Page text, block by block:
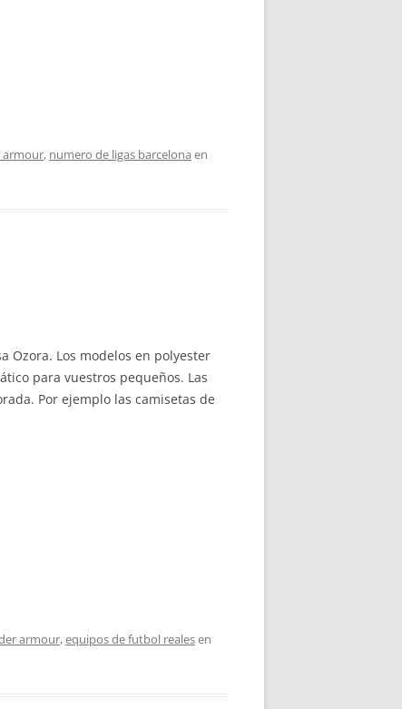
armour, numero de ligas barcelona en
Ozora. Los modelos en polyester
para vuestros pequeños. Las
Por ejemplo las camisetas de
armour,equipos de futbol realesen